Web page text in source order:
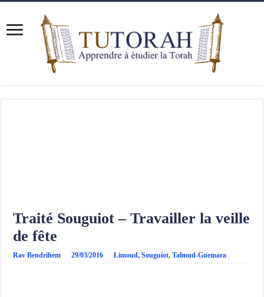
Traité Souguiot – Travailler la veille
de fête
Rav Bendrihem 29/03/2016 Limoud,Souguiot,Talmud-Guemara